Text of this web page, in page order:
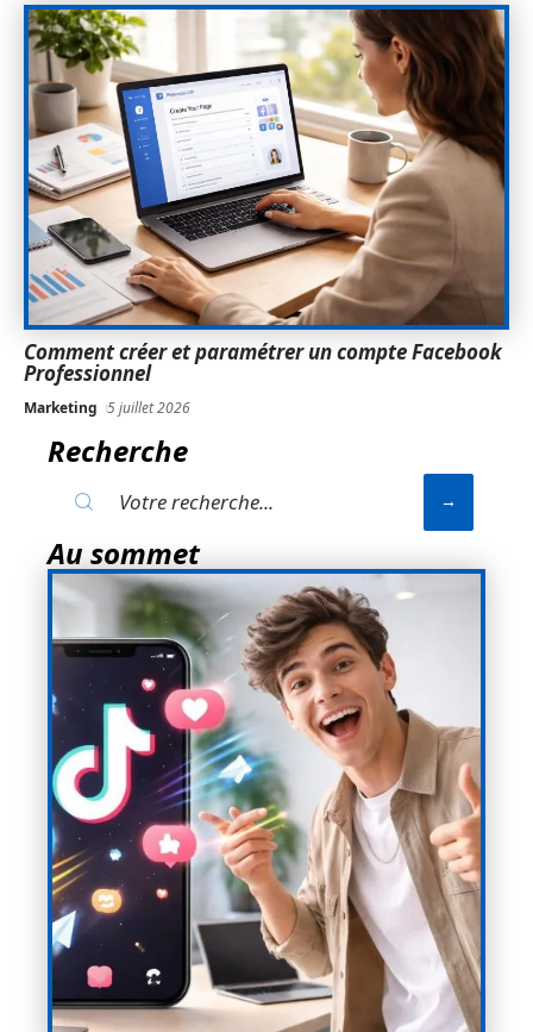
Comment créer et paramétrer un compte Facebook
Professionnel
Marketing 5 juillet 2026
Recherche
Au sommet